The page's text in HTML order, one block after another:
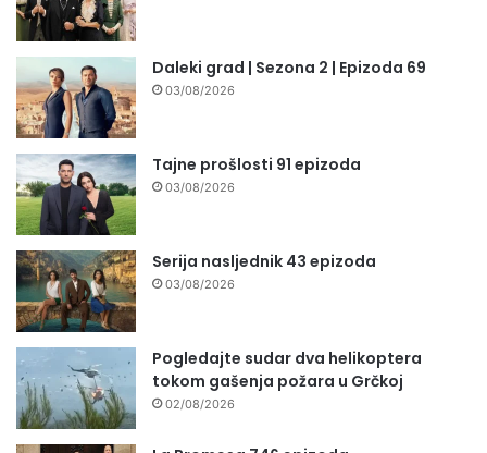
Daleki grad | Sezona 2 | Epizoda 69
03/08/2026
Tajne prošlosti 91 epizoda
03/08/2026
Serija nasljednik 43 epizoda
03/08/2026
Pogledajte sudar dva helikoptera
tokom gašenja požara u Grčkoj
02/08/2026